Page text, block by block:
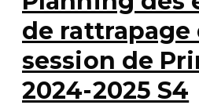
de rattrapage
session de
2024-2025 S4